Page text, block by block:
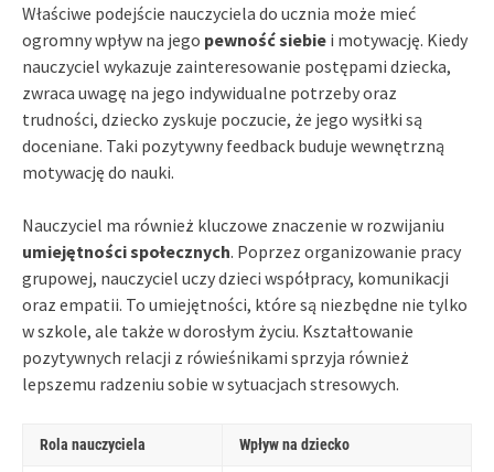
Właściwe podejście nauczyciela do ucznia może mieć
ogromny wpływ na jego pewność siebie i motywację. Kiedy
nauczyciel wykazuje zainteresowanie postępami dziecka,
zwraca uwagę na jego indywidualne potrzeby oraz
trudności, dziecko zyskuje poczucie, że jego wysiłki są
doceniane. Taki pozytywny feedback buduje wewnętrzną
motywację do nauki.
Nauczyciel ma również kluczowe znaczenie w rozwijaniu
umiejętności społecznych. Poprzez organizowanie pracy
grupowej, nauczyciel uczy dzieci współpracy, komunikacji
oraz empatii. To umiejętności, które są niezbędne nie tylko
w szkole, ale także w dorosłym życiu. Kształtowanie
pozytywnych relacji z rówieśnikami sprzyja również
lepszemu radzeniu sobie w sytuacjach stresowych.
Rola nauczyciela Wpływ na dziecko